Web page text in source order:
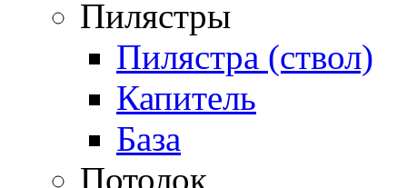
Пилястры
Пилястра (ствол)
Капитель
База
Потолок